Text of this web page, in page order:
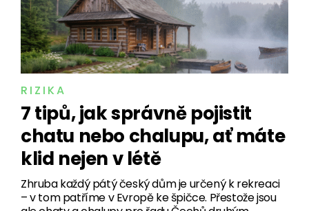
RIZIKA
7 tipů, jak správně pojistit
chatu nebo chalupu, ať máte
klid nejen v létě
Zhruba každý pátý český dům je určený k rekreaci
– v tom patříme v Evropě ke špičce. Přestože jsou